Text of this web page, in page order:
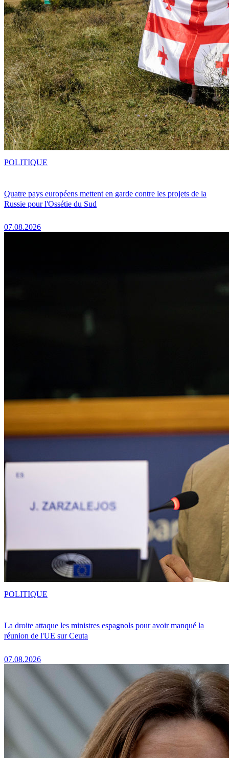
Quatre pays européens mettent en garde contre les projets de la
Russie pour l'Ossétie du Sud
07.08.2026
POLITIQUE
La droite attaque les ministres espagnols pour avoir manqué la
réunion de l'UE sur Ceuta
07.08.2026
POLITIQUE